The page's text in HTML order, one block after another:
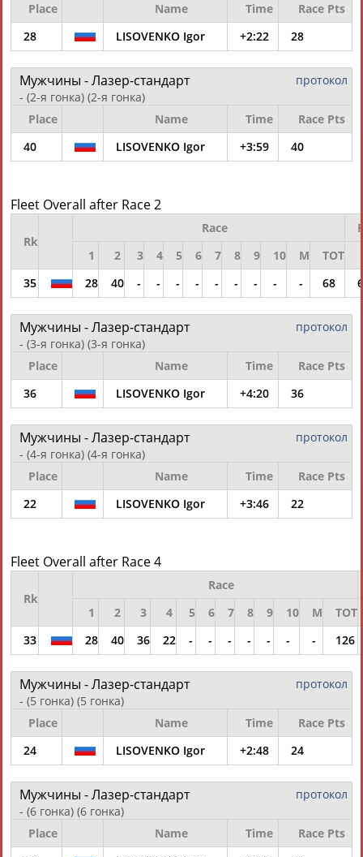
Каримжан
АБДРАХМАНОВАБДРАХМАНОВА
Андрей
АБДУВАЛИЕВ
Герман
АБДУЛАЕВ
Рамазан
Тагир
Камиль
АБДУЛАЗИЗОВ
Загалав
Камалудин
АБДУЛДАУДОВ
Абдула
АБДУЛЖАЛИЛОВ
Магомед
АБДУЛКАГИРОВ
Назир
АБДУЛЛАЕВ
24 персон из 13181
ЕЩЁ ПЕРСОНЫ
ТАБЛО АКТИВНОСТИ
Вопросы сотрудничества и совместной деятельности inform@infosport.ru
Стадион, 1998-2026
Подпишись
Place
Name Time
Race Pts
28
LISOVENKO Igor +2:22 28
протокол
Мужчины - Лазер-стандарт
- (2-я гонка) (2-я гонка)
Place
Name Time
Race Pts
40
LISOVENKO Igor +3:59 40
Fleet Overall after Race 2
Rk
Race
1
2 3 4 5 6 7 8 9 10 M
TOT
35
28 40 - - - - - - - - - 68
протокол
Мужчины - Лазер-стандарт
- (3-я гонка) (3-я гонка)
Place
Name Time
Race Pts
36
LISOVENKO Igor +4:20 36
протокол
Мужчины - Лазер-стандарт
- (4-я гонка) (4-я гонка)
Place
Name Time
Race Pts
22
LISOVENKO Igor +3:46 22
Fleet Overall after Race 4
Rk
Race
1
2 3 4 5 6 7 8 9 10 M
TOT
33
28 40 36 22 - - - - - - - 126
протокол
Мужчины - Лазер-стандарт
- (5 гонка) (5 гонка)
Place
Name Time
Race Pts
24
LISOVENKO Igor +2:48 24
протокол
Мужчины - Лазер-стандарт
- (6 гонка) (6 гонка)
Place
Name Time
Race Pts